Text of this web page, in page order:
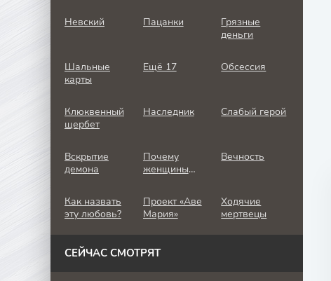
Невский Пацанки
Грязные
деньги
Шальные
карты
Ещё 17 Обсессия
Клюквенный
щербет
Наследник Слабый герой
Вскрытие
демона
Почему
женщины
Вечность
Как назвать
эту любовь?
Проект «Аве
Мария»
Ходячие
мертвецы
СЕЙЧАС СМОТРЯТ